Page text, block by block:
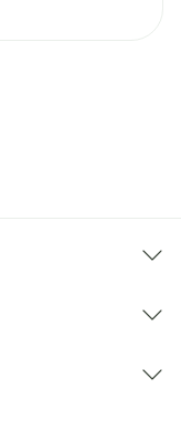
et
qui peut
ou